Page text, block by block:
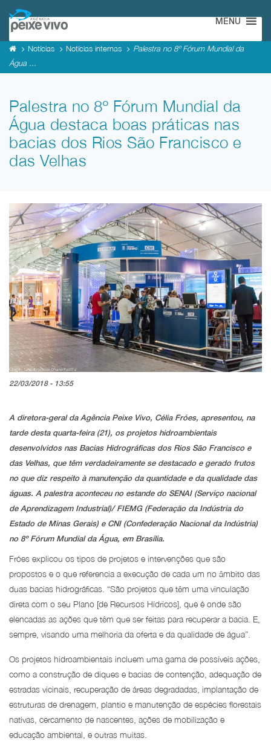
MENU
Notícias Notícias internas
Palestra no 8º Fórum Mundial da
Água ...
Palestra no 8º Fórum Mundial da
Água destaca boas práticas nas
bacias dos Rios São Francisco e
das Velhas
22/03/2018 - 13:55
A diretora-geral da Agência Peixe Vivo, Célia Fróes, apresentou, na
tarde desta quarta-feira (21), os projetos hidroambientais
desenvolvidos nas Bacias Hidrográficas dos Rios São Francisco e
das Velhas, que têm verdadeiramente se destacado e gerado frutos
no que diz respeito à manutenção da quantidade e da qualidade das
águas. A palestra aconteceu no estande do SENAI (Serviço nacional
de Aprendizagem Industrial)/ FIEMG (Federação da Indústria do
Estado de Minas Gerais) e CNI (Confederação Nacional da Indústria)
no 8º Fórum Mundial da Água, em Brasília.
Fróes explicou os tipos de projetos e intervenções que são
propostos e o que referencia a execução de cada um no âmbito das
duas bacias hidrográficas. “São projetos que têm uma vinculação
direta com o seu Plano [de Recursos Hídricos], que é onde são
elencadas as ações que têm que ser feitas para recuperar a bacia. E,
sempre, visando uma melhoria da oferta e da qualidade de água”.
Os projetos hidroambientais incluem uma gama de possíveis ações,
como a construção de diques e bacias de contenção, adequação de
estradas vicinais, recuperação de áreas degradadas, implantação de
estruturas de drenagem, plantio e manutenção de espécies florestais
nativas, cercamento de nascentes, ações de mobilização e
educação ambiental, e outras muitas.